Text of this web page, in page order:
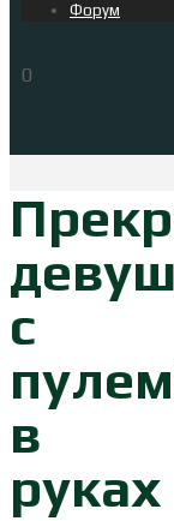
Форум
0
с
в
руках